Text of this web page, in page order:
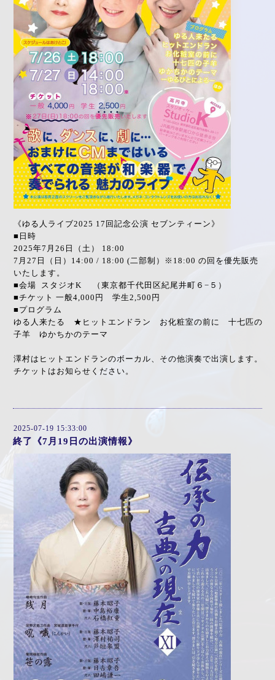
《ゆる人ライブ2025 17回記念公演 セブンティーン》
■日時
2025年7月26日（土） 18:00
7月27日（日）14:00 / 18:00 (二部制）※18:00 の回を優先販売
いたします。
■会場 スタジオK （ 東京都千代田区紀尾井町６−５ ）
■チケット 一般4,000円 学生2,500円
■プログラム
ゆる人来たる ★ヒットエンドラン お化粧室の前に 十七匹の
子羊 ゆかちかのテーマ
澤村はヒットエンドランのボーカル、その他演奏で出演します。
チケットはお知らせください。
2025-07-19 15:33:00
終了《7月19日の出演情報》